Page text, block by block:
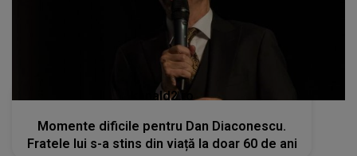
kanald2.ro
Momente dificile pentru Dan Diaconescu.
Fratele lui s-a stins din viață la doar 60 de ani